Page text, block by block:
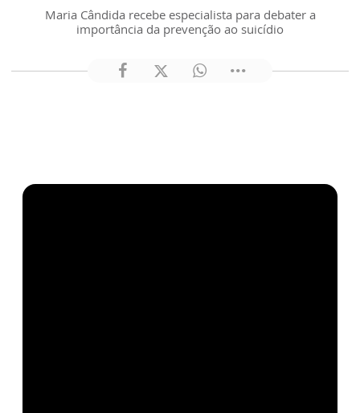
Maria Cândida recebe especialista para debater a
importância da prevenção ao suicídio